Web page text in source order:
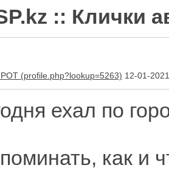
:: Клички
12-01-
ехал по
как и